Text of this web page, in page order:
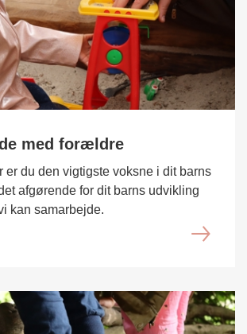
med forældre
er du den vigtigste voksne i dit barns
afgørende for dit barns udvikling
kan samarbejde.